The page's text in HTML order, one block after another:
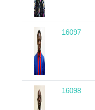
16097
16098